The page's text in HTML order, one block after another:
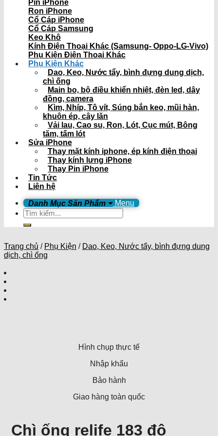
Pin iPhone
Ron iPhone
Cổ Cáp iPhone
Cổ Cáp Samsung
Keo Khô
Kính Điện Thoại Khác (Samsung- Oppo-LG-Vivo)
Phụ Kiện Điện Thoại Khác
Phụ Kiện Khác
Dao, Keo, Nước tẩy, bình đựng dung dịch,
chì ống
Main bo, bộ điều khiển nhiệt, đèn led, dây
đồng, camera
Kìm, Nhíp, Tô vít, Súng bắn keo, mũi hàn,
khuôn ép, cây lăn
Vải lau, Cao su, Ron, Lót, Cục mút, Bông
tăm, tấm lót
Sửa iPhone
Thay mặt kính iphone, ép kính điện thoại
Thay kính lưng iPhone
Thay Pin iPhone
Tin Tức
Liên hệ
Menu
Tìm
kiếm:
Trang chủ / Phụ Kiện / Dao, Keo, Nước tẩy, bình đựng dung
dịch, chì ống
Hình chụp thực tế
Nhập khẩu
Bảo hành
Giao hàng toàn quốc
Chì ống relife 183 độ